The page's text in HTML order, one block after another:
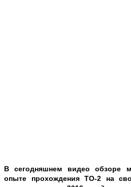
В сегодняшнем видео обзоре
опыте прохожденияТО-2 на